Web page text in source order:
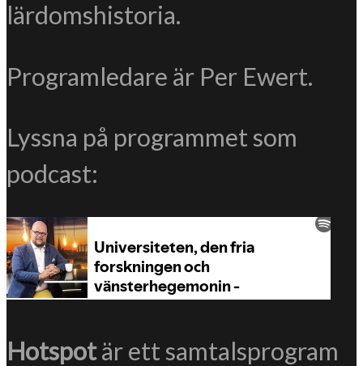
lärdomshistoria.
Programledare är Per Ewert.
Lyssna på programmet som
podcast:
Hotspotär ett samtalsprogram